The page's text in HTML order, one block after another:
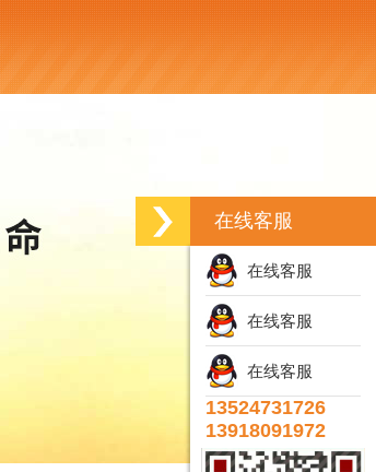
在线客服
在线客服
在线客服
在线客服
13524731726
13918091972